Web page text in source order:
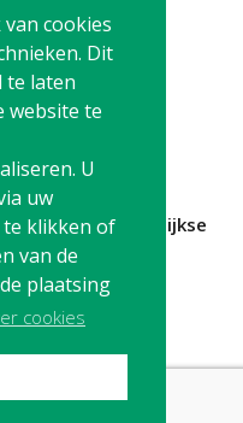
cookies
Dit
te laten
website te
U
uw
te klikken of
van de
plaatsing
cookies
0299-420870
info@avanti-
NL861212733B01
voor onze maandelijkse